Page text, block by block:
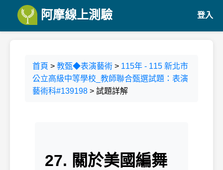
阿摩線上測驗 登入
首頁 > 教甄◆表演藝術 > 115年 - 115 新北市
公立高級中等學校_教師聯合甄選試題：表演
藝術科#139198 > 試題詳解
27. 關於美國編舞